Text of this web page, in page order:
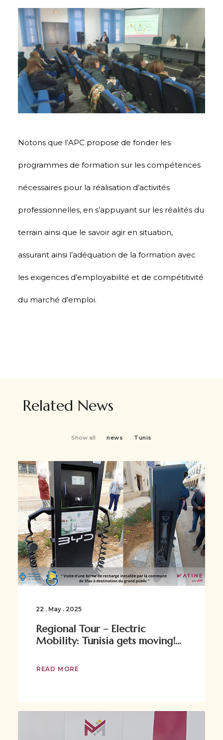
Notons que l’APC propose de fonder les
programmes de formation sur les compétences
nécessaires pour la réalisation d’activités
professionnelles, en s’appuyant sur les réalités du
terrain ainsi que le savoir agir en situation,
assurant ainsi l’adéquation de la formation avec
les exigences d’employabilité et de compétitivité
du marché d’emploi.
Related News
Show all news Tunis
22 . May . 2025
Regional Tour – Electric
Mobility: Tunisia gets moving!...
READ MORE